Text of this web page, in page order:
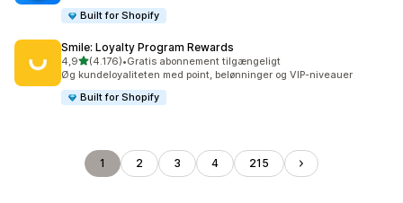
Built for Shopify
Smile: Loyalty Program Rewards
4,9ud af 5 stjerner
(4.176)
4176 anmeldelser i alt
•Gratis abonnement tilgængeligt
Øg kundeloyaliteten med point, belønninger og VIP-niveauer
Built for Shopify
1 2 3 4 215